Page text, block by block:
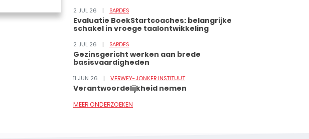
2 JUL 26 SARDES
Evaluatie BoekStartcoaches: belangrijke
schakel in vroege taalontwikkeling
2 JUL 26 SARDES
Gezinsgericht werken aan brede
basisvaardigheden
11 JUN 26 VERWEY-JONKER INSTITUUT
Verantwoordelijkheid nemen
MEER ONDERZOEKEN